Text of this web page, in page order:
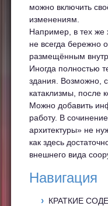
можно включить
изменениям.
Например, в тех же
не всегда бережно
размещённым
Иногда полностью
здания. Возможно,
катаклизмы, после
Можно добавить
работу. В
архитектуры» не
как здесь
внешнего вида
Навигация
КРАТКИЕ